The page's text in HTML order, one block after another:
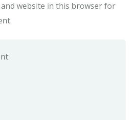
and website in this browser for